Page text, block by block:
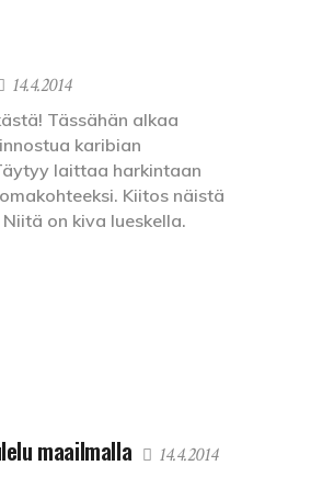
14.4.2014
Tässähän alkaa
karibian
laittaa harkintaan
Kiitos näistä
on kiva lueskella.
maailmalla 14.4.2014